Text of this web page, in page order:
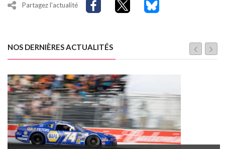
Partagez l'actualité
NOS DERNIÈRES ACTUALITÉS